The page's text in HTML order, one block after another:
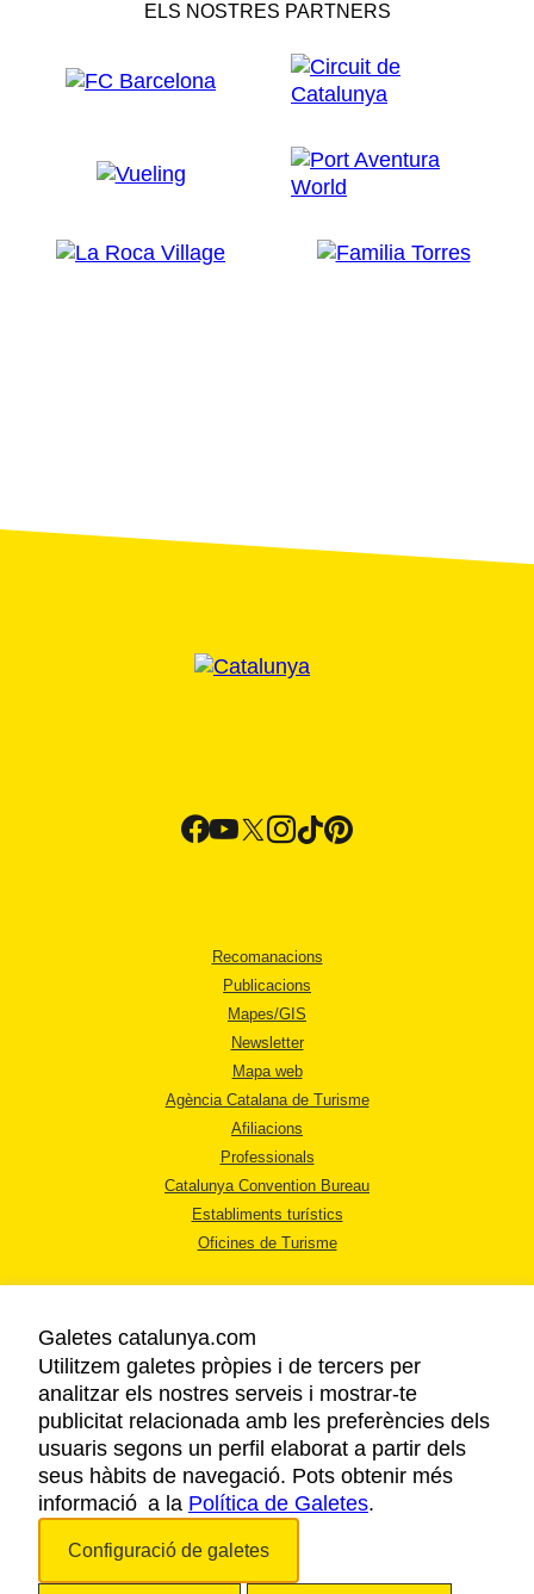
ELS NOSTRES PARTNERS
Recomanacions
Publicacions
Mapes/GIS
Newsletter
Mapa web
Agència Catalana de Turisme
Afiliacions
Professionals
Catalunya Convention Bureau
Establiments turístics
Oficines de Turisme
AVÍS LEGAL
POLÍTICA DE PRIVACITAT
COOKIES
ACCESSIBILITAT
Galetes catalunya.com
Utilitzem galetes pròpies i de tercers per
analitzar els nostres serveis i mostrar-te
publicitat relacionada amb les preferències dels
usuaris segons un perfil elaborat a partir dels
seus hàbits de navegació. Pots obtenir més
informació a la Política de Galetes.
Configuració de galetes